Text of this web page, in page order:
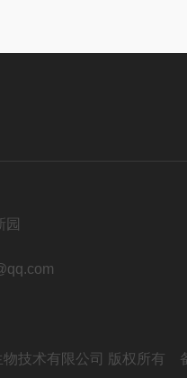
园
技术有限公司 版权所有